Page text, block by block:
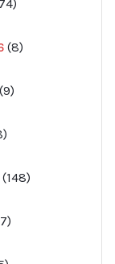
74
produkter
8
produkter
9
produkter
produkter
148
produkter
7
produkter